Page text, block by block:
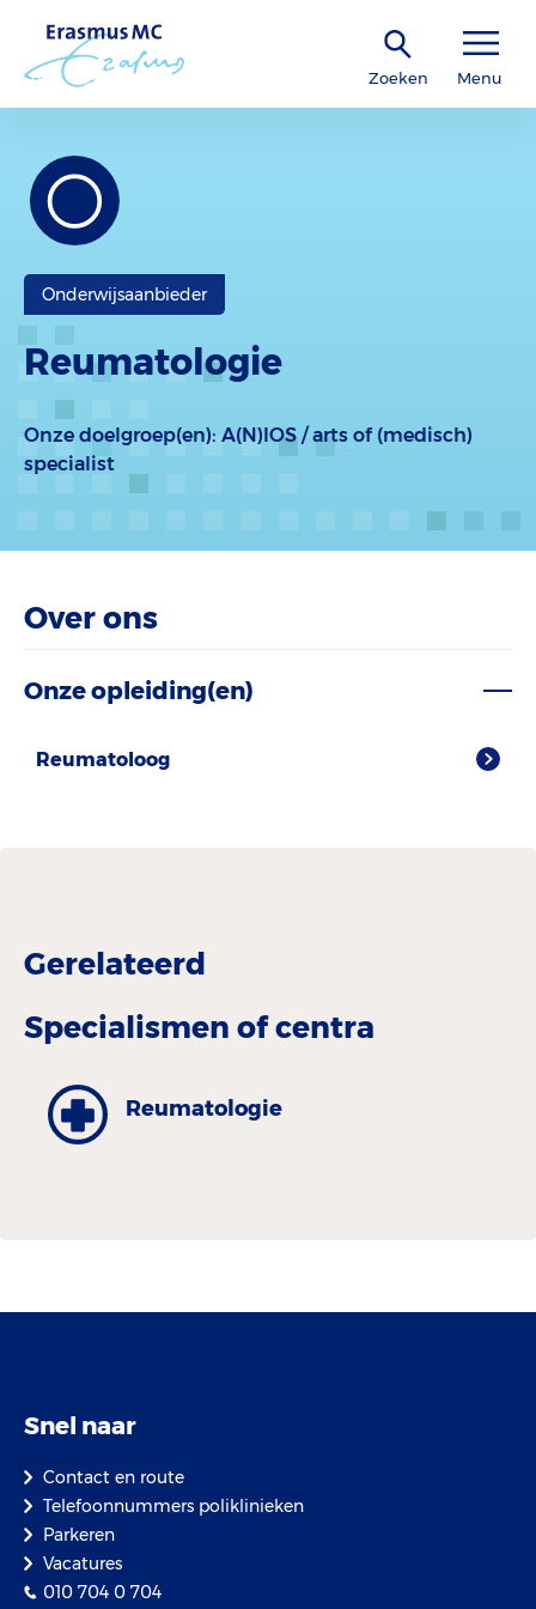
Zoeken Menu
Onderwijsaanbieder
Reumatologie
Onze doelgroep(en): A(N)IOS / arts of (medisch)
specialist
Over ons
Onze opleiding(en)
Reumatoloog
Gerelateerd
Specialismen of centra
Reumatologie
Snel naar
Contact en route
Telefoonnummers poliklinieken
Parkeren
Vacatures
010 704 0 704